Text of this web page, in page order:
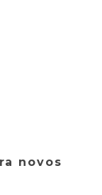
novos